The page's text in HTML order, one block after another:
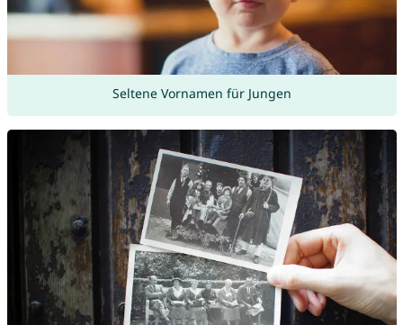
Seltene Vornamen für Jungen